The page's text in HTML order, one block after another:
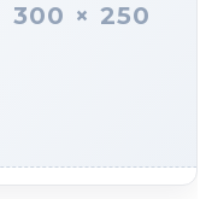
300 × 250